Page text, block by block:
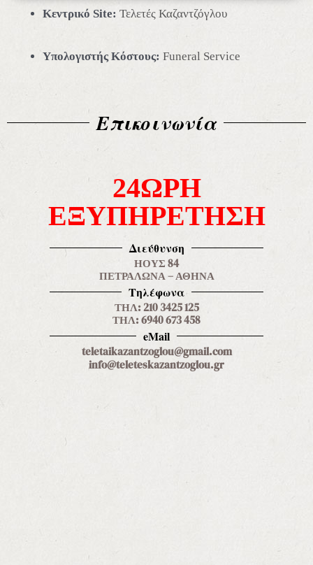
Κεντρικό Site: Τελετές Καζαντζόγλου
Υπολογιστής Κόστους: Funeral Service
Επικοινωνία
24ΩΡΗ
ΕΞΥΠΗΡΕΤΗΣΗ
Διεύθυνση
ΗΟΥΣ 84
ΠΕΤΡΑΛΩΝΑ – ΑΘΗΝΑ
Τηλέφωνα
ΤΗΛ: 210 3425 125
ΤΗΛ: 6940 673 458
eMail
teletaikazantzoglou@gmail.com
info@teleteskazantzoglou.gr